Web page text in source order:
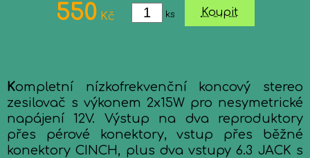
550Kč ks Koupit
Kompletní nízkofrekvenční koncový stereo
zesilovač s výkonem 2x15W pro nesymetrické
napájení 12V. Výstup na dva reproduktory
přes pérové konektory, vstup přes běžné
konektory CINCH, plus dva vstupy 6.3 JACK s